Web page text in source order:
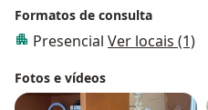
Formatos de consulta
Presencial Ver locais (1)
Fotos e vídeos